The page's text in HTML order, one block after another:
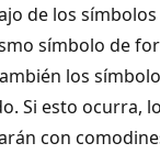
de los
símbolo de
los
Si esto ocurra,
con